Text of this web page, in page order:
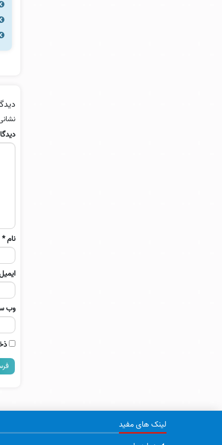
نام*
وب‌
لینک های مفید